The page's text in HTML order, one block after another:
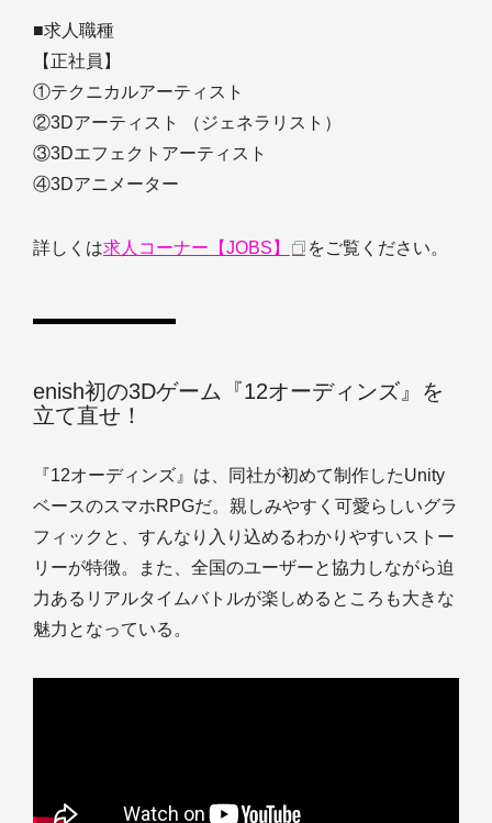
■求人職種
【正社員】
①テクニカルアーティスト
②3Dアーティスト （ジェネラリスト）
③3Dエフェクトアーティスト
④3Dアニメーター
詳しくは求人コーナー【JOBS】 をご覧ください。
enish初の3Dゲーム『12オーディンズ』を
立て直せ！
『12オーディンズ』は、同社が初めて制作したUnity
ベースのスマホRPGだ。親しみやすく可愛らしいグラ
フィックと、すんなり入り込めるわかりやすいストー
リーが特徴。また、全国のユーザーと協力しながら迫
力あるリアルタイムバトルが楽しめるところも大きな
魅力となっている。